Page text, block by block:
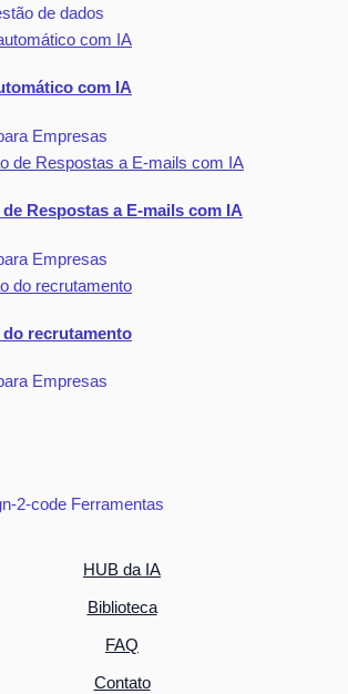
de dados
com IA
Empresas
Respostas a E-mails com IA
Empresas
recrutamento
Empresas
2-code Ferramentas
HUB da IA
Biblioteca
FAQ
Contato